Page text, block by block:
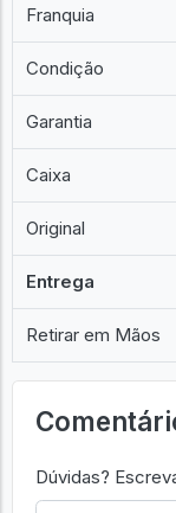
Franquia
Condição
Garantia
Caixa
Original
Entrega
Retirar em Mãos
Dúvidas?